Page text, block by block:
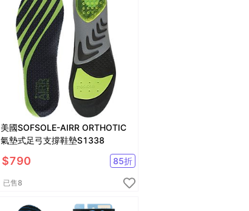
美國SOFSOLE-AIRR ORTHOTIC
氣墊式足弓支撐鞋墊S1338
$790 85折
已售8